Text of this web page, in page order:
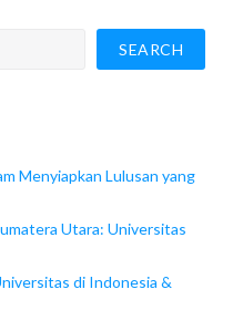
SEARCH
Menyiapkan Lulusan yang
Utara: Universitas
di Indonesia &